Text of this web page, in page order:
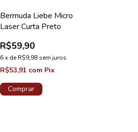
Bermuda Liebe Micro
Laser Curta Preto
R$59,90
6x deR$9,98 sem juros
R$53,91 com Pix
Comprar